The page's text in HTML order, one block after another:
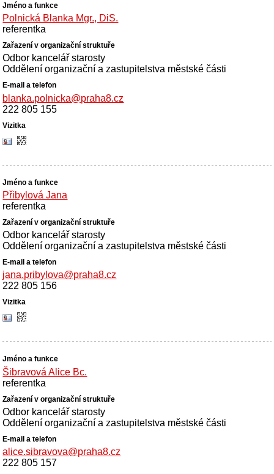
Polnická Blanka Mgr., DiS.
referentka
Odbor kancelář starosty
Oddělení organizační a zastupitelstva městské části
blanka.polnicka@praha8.cz
222 805 155
Přibylová Jana
referentka
Odbor kancelář starosty
Oddělení organizační a zastupitelstva městské části
jana.pribylova@praha8.cz
222 805 156
Šibravová Alice Bc.
referentka
Odbor kancelář starosty
Oddělení organizační a zastupitelstva městské části
alice.sibravova@praha8.cz
222 805 157